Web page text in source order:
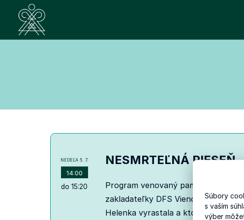
NEDEĽA5. 7.
14:00
do 15:20
NESMRTEĽNÁ PIESEŇ
Program venovaný pamiatke
zakladateľky DFS Vienok.
Helenka vyrastala a ktoré sa stalo
Súbory
s vaším
výber